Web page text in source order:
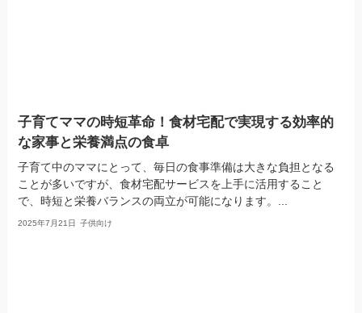
子育てママの時短革命！食材宅配で実現する効率的
な家事と栄養満点の食卓
子育て中のママにとって、毎日の食事準備は大きな負担となる
ことが多いですが、食材宅配サービスを上手に活用すること
で、時短と栄養バランスの両立が可能になります。...
2025年7月21日 子供向け